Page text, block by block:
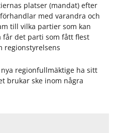
platser (mandat) efter
med varandra och
till vilka partier som kan
får det parti som fått flest
regionstyrelsens
regionfullmäktige ha sitt
brukar ske inom några